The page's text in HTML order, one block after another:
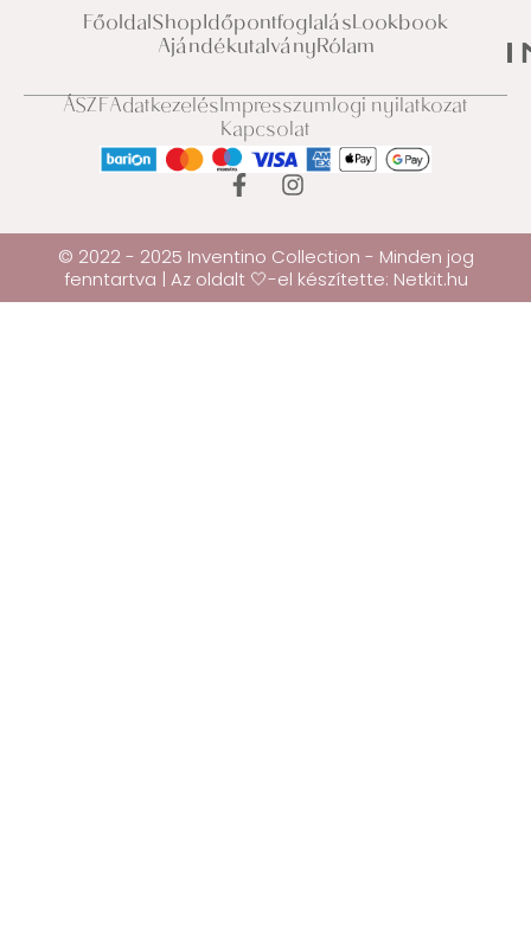
FőoldalShopIdőpontfoglalásLookbook
AjándékutalványRólam
ÁSZFAdatkezelésImpresszumJogi nyilatkozat
Kapcsolat
© 2022 - 2025 Inventino Collection - Minden jog
fenntartva | Az oldalt 🤍-el készítette: Netkit.hu